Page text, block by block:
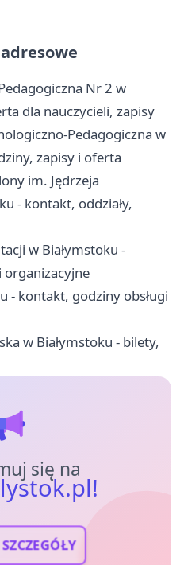
Nr 2 w
dla nauczycieli, zapisy
Pedagogiczna w
zapisy i oferta
im. Jędrzeja
- kontakt, oddziały,
w Białymstoku -
- kontakt, godziny obsługi
w Białymstoku - bilety,
się na